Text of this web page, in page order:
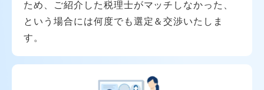
ため、ご紹介した税理士がマッチしなかった、
という場合には何度でも選定＆交渉いたしま
す。